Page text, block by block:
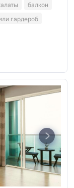
балкон
гардероб